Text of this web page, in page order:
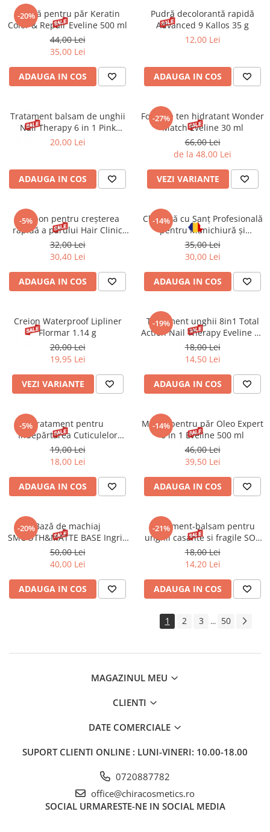
-20%
Mască pentru păr Keratin
Color & Repair Eveline 500 ml
44,00 Lei
35,00 Lei
ADAUGA IN COS
Pudră decolorantă rapidă
Advanced 9 Kallos 35 g
12,00 Lei
ADAUGA IN COS
Tratament balsam de unghii
Nail Therapy 6 in 1 Pink
Eveline 5 ml
20,00 Lei
ADAUGA IN COS
-27%
Fond de ten hidratant Wonder
Match Eveline 30 ml
66,00 Lei
de la 48,00 Lei
VEZI VARIANTE
-5%
Șampon pentru creșterea
rapidă a părului Hair Clinic
Fast Growth Micellar 8-1
Eveline 400 ml
32,00 Lei
30,40 Lei
ADAUGA IN COS
-14%
Chiuretă cu Șanț Profesională
pentru Manichiură și
Pedichiură C 2 mm CHIRA
35,00 Lei
30,00 Lei
ADAUGA IN COS
Creion Waterproof Lipliner
Flormar 1.14 g
20,00 Lei
19,95 Lei
VEZI VARIANTE
-19%
Tratament unghii 8in1 Total
Action Nail Therapy Eveline 12
ml
18,00 Lei
14,50 Lei
ADAUGA IN COS
-5%Tratament pentru
Indepărtarea Cuticulelor
Eveline 12 ml
19,00 Lei
18,00 Lei
ADAUGA IN COS
-14%
Mască pentru păr Oleo Expert
8 in 1 Eveline 500 ml
46,00 Lei
39,50 Lei
ADAUGA IN COS
-20%Bază de machiaj
SMOOTH&MATTE BASE Ingrid
30 ml
50,00 Lei
40,00 Lei
ADAUGA IN COS
-21%
Tratament-balsam pentru
unghii casante si fragile SOS
Eveline 12 ml
18,00 Lei
14,20 Lei
ADAUGA IN COS
1 2 3 ... 50
MAGAZINUL MEU
CLIENTI
DATE COMERCIALE
SUPORT CLIENTI ONLINE : LUNI-VINERI: 10.00-18.00
0720887782
office@chiracosmetics.ro
SOCIAL URMARESTE-NE IN SOCIAL MEDIA